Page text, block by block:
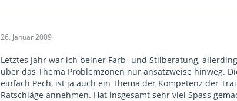
26. Januar 2009
Letztes Jahr war ich beiner Farb- und Stilberatung,
über das Thema Problemzonen nur ansatzweise hinweg.
einfach Pech, ist ja auch ein Thema der Kompetenz der
Ratschläge annehmen. Hat insgesamt sehr viel Spass